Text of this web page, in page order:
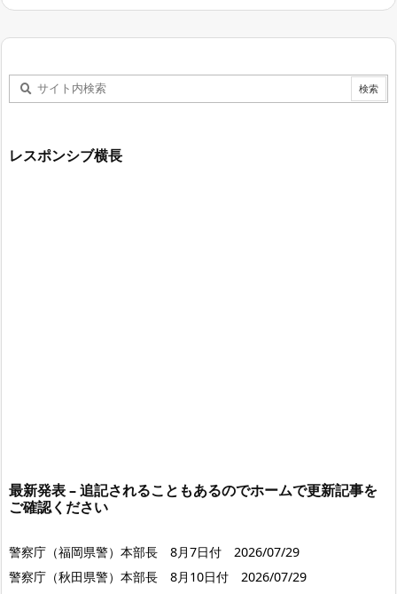
レスポンシブ横長
最新発表 – 追記されることもあるのでホームで更新記事を
ご確認ください
警察庁（福岡県警）本部長 8月7日付 2026/07/29
警察庁（秋田県警）本部長 8月10日付 2026/07/29